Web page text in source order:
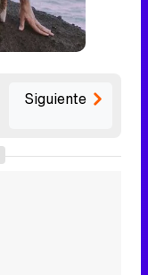
Siguiente